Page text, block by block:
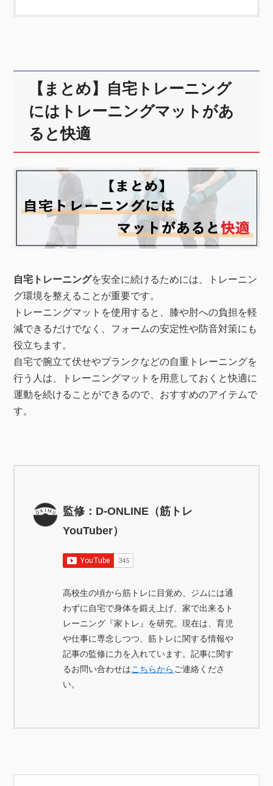
【まとめ】自宅トレーニング
にはトレーニングマットがあ
ると快適
自宅トレーニングを安全に続けるためには、トレーニン
グ環境を整えることが重要です。
トレーニングマットを使用すると、膝や肘への負担を軽
減できるだけでなく、フォームの安定性や防音対策にも
役立ちます。
自宅で腕立て伏せやプランクなどの自重トレーニングを
行う人は、トレーニングマットを用意しておくと快適に
運動を続けることができるので、おすすめのアイテムで
す。
監修：D-ONLINE（筋トレ
YouTuber）
高校生の頃から筋トレに目覚め、ジムには通
わずに自宅で身体を鍛え上げ、家で出来るト
レーニング『家トレ』を研究。現在は、育児
や仕事に専念しつつ、筋トレに関する情報や
記事の監修に力を入れています。記事に関す
るお問い合わせはこちらから ご連絡くださ
い。